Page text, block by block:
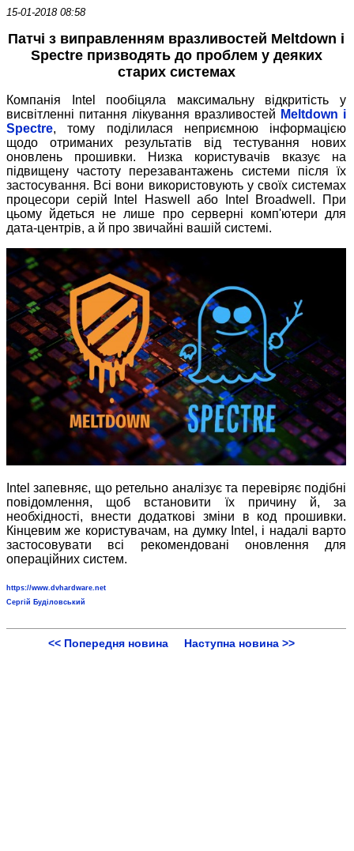
15-01-2018 08:58
Патчі з виправленням вразливостей Meltdown і
Spectre призводять до проблем у деяких
старих системах
Компанія Intel пообіцяла максимальну відкритість у
висвітленні питання лікування вразливостей Meltdown і
Spectre, тому поділилася неприємною інформацією
щодо отриманих результатів від тестування нових
оновлень прошивки. Низка користувачів вказує на
підвищену частоту перезавантажень системи після їх
застосування. Всі вони використовують у своїх системах
процесори серій Intel Haswell або Intel Broadwell. При
цьому йдеться не лише про серверні комп'ютери для
дата-центрів, а й про звичайні вашій системі.
Intel запевняє, що ретельно аналізує та перевіряє подібні
повідомлення, щоб встановити їх причину й, за
необхідності, внести додаткові зміни в код прошивки.
Кінцевим же користувачам, на думку Intel, і надалі варто
застосовувати всі рекомендовані оновлення для
операційних систем.
https://www.dvhardware.net
Сергій Буділовський
<< Попередня новина Наступна новина >>